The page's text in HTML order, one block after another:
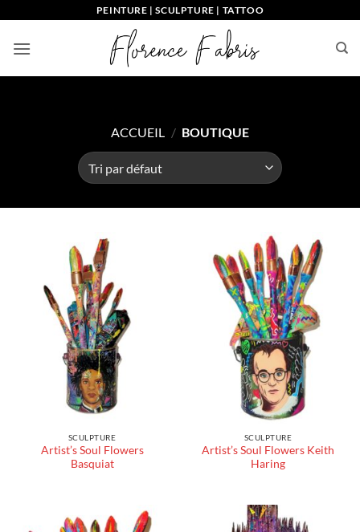
contenu
PEINTURE | SCULPTURE | TATTOO
ACCUEIL / BOUTIQUE
SCULPTURE
Artist’s Soul Flowers
Basquiat
SCULPTURE
Artist’s Soul Flowers Keith
Haring